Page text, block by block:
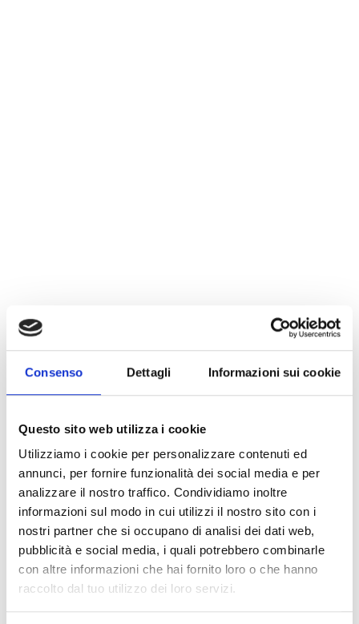
Consenso Dettagli Informazioni sui cookie
Questo sito web utilizza i cookie
Utilizziamo i cookie per personalizzare contenuti ed
annunci, per fornire funzionalità dei social media e per
analizzare il nostro traffico. Condividiamo inoltre
informazioni sul modo in cui utilizzi il nostro sito con i
nostri partner che si occupano di analisi dei dati web,
pubblicità e social media, i quali potrebbero combinarle
con altre informazioni che hai fornito loro o che hanno
raccolto dal tuo utilizzo dei loro servizi.